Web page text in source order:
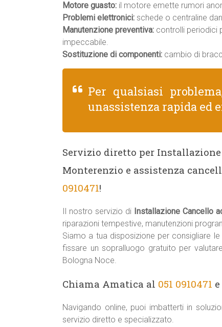
Motore guasto: il motore emette rumori
Problemi elettronici: schede o centraline
Manutenzione preventiva: controlli periodici
impeccabile.
Sostituzione di componenti: cambio di
Per qualsiasi
unassistenza rapida ed
Servizio diretto per
Monterenzio e assistenza
0910471!
Il nostro servizio di Installazione Cancello
riparazioni tempestive, manutenzioni
Siamo a tua disposizione per consigliare
fissare un sopralluogo gratuito per
Bologna Noce.
Chiama Amatica al 051 0910471
Navigando online, puoi imbatterti in
servizio diretto e specializzato.